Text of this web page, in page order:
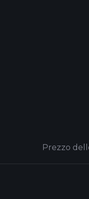
Prezzo